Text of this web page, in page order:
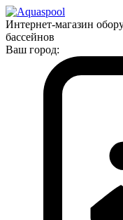
Интернет-магазин
бассейнов
Ваш город: